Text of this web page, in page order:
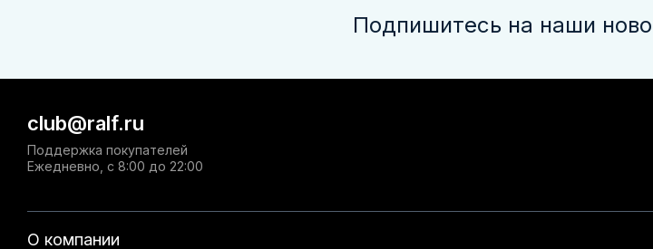
Подпишитесь на наши
О компании
club@ralf.ru
Поддержка покупателей
Ежедневно, с 8:00 до 22:00